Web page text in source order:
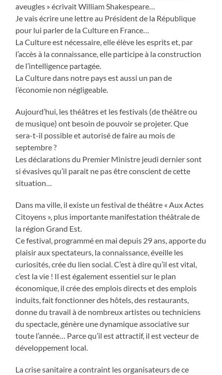
aveugles » écrivait William Shakespeare…
Je vais écrire une lettre au Président de la République
pour lui parler de la Culture en France…
La Culture est nécessaire, elle élève les esprits et, par
l’accès à la connaissance, elle participe à la construction
de l’intelligence partagée.
La Culture dans notre pays est aussi un pan de
l’économie non négligeable.
Aujourd’hui, les théâtres et les festivals (de théâtre ou
de musique) ont besoin de pouvoir se projeter. Que
sera-t-il possible et autorisé de faire au mois de
septembre ?
Les déclarations du Premier Ministre jeudi dernier sont
si évasives qu’il parait ne pas être conscient de cette
situation…
Dans ma ville, il existe un festival de théâtre « Aux Actes
Citoyens », plus importante manifestation théâtrale de
la région Grand Est.
Ce festival, programmé en mai depuis 29 ans, apporte du
plaisir aux spectateurs, la connaissance, éveille les
curiosités, crée du lien social. C’est à dire qu’il est vital,
c’est la vie ! Il est également essentiel sur le plan
économique, il crée des emplois directs et des emplois
induits, fait fonctionner des hôtels, des restaurants,
donne du travail à de nombreux artistes ou techniciens
du spectacle, génère une dynamique associative sur
toute l’année… Parce qu’il est attractif, il est vecteur de
développement local.
La crise sanitaire a contraint les organisateurs de ce